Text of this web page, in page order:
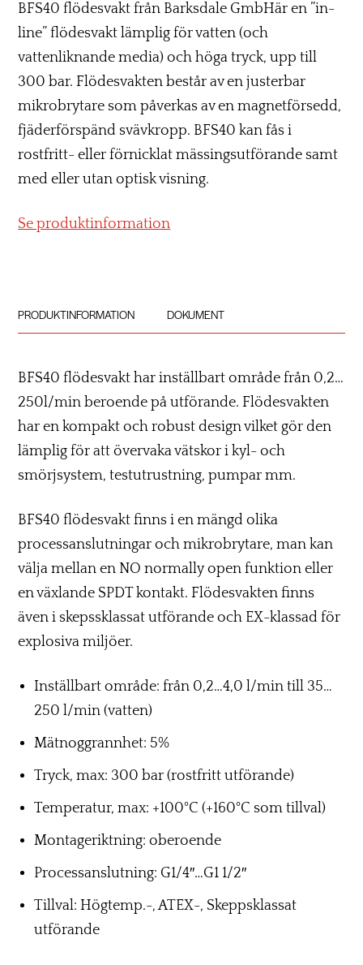
BFS40 flödesvakt från Barksdale GmbHär en ”in-
line” flödesvakt lämplig för vatten (och
vattenliknande media) och höga tryck, upp till
300 bar. Flödesvakten består av en justerbar
mikrobrytare som påverkas av en magnetförsedd,
fjäderförspänd svävkropp. BFS40 kan fås i
rostfritt- eller förnicklat mässingsutförande samt
med eller utan optisk visning.
Se produktinformation
PRODUKTINFORMATION DOKUMENT
BFS40 flödesvakt har inställbart område från 0,2…
250l/min beroende på utförande. Flödesvakten
har en kompakt och robust design vilket gör den
lämplig för att övervaka vätskor i kyl- och
smörjsystem, testutrustning, pumpar mm.
BFS40 flödesvakt finns i en mängd olika
processanslutningar och mikrobrytare, man kan
välja mellan en NO normally open funktion eller
en växlande SPDT kontakt. Flödesvakten finns
även i skepssklassat utförande och EX-klassad för
explosiva miljöer.
Inställbart område: från 0,2…4,0 l/min till 35…
250 l/min (vatten)
Mätnoggrannhet: 5%
Tryck, max: 300 bar (rostfritt utförande)
Temperatur, max: +100°C (+160°C som tillval)
Montageriktning: oberoende
Processanslutning: G1/4″…G1 1/2″
Tillval: Högtemp.-, ATEX-, Skeppsklassat
utförande